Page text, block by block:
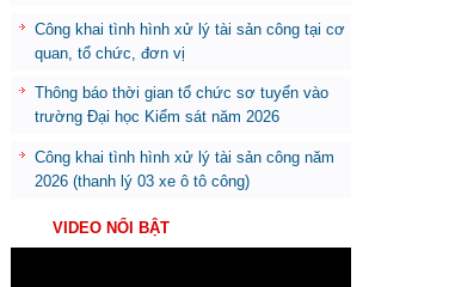
Công khai tình hình xử lý tài sản công tại cơ
quan, tổ chức, đơn vị
Thông báo thời gian tổ chức sơ tuyển vào
trường Đại học Kiểm sát năm 2026
Công khai tình hình xử lý tài sản công năm
2026 (thanh lý 03 xe ô tô công)
VIDEO NỔI BẬT